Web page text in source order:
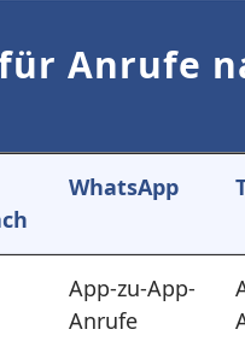
Anrufe
WhatsApp
App-zu-App-
Anrufe